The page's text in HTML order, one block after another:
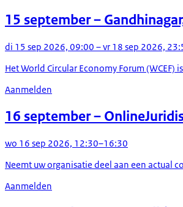
15 september–
di 15 sep 2026, 09:00 – vr 18 sep 2026,
Het World Circular Economy Forum
Aanmelden
16 september– Online
wo 16 sep 2026, 12:30–16:30
Neemt uw organisatie deel aan een actual
Aanmelden